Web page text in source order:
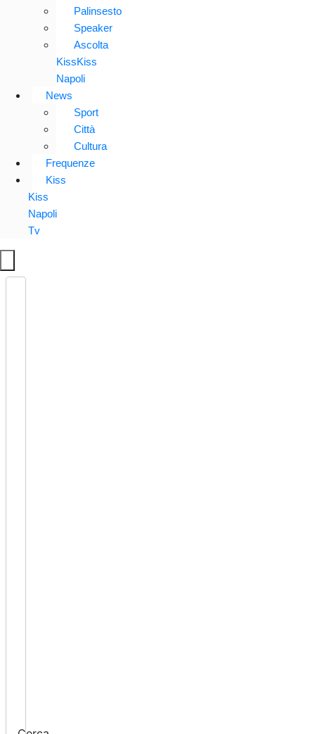
Palinsesto
Speaker
Ascolta
KissKiss
Napoli
News
Sport
Città
Cultura
Frequenze
Kiss
Kiss
Napoli
Tv